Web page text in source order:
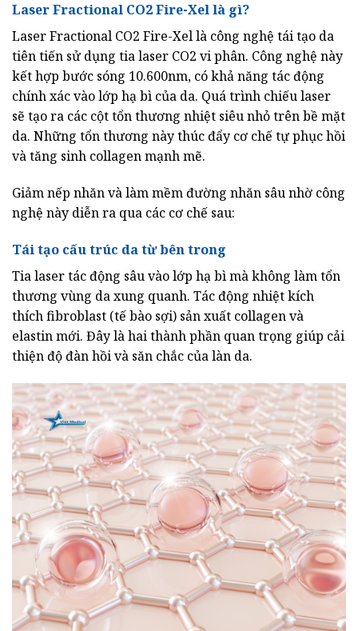
Laser Fractional CO2 Fire-Xel là gì?
Laser Fractional CO2 Fire-Xel là công nghệ tái tạo da
tiên tiến sử dụng tia laser CO2 vi phân. Công nghệ này
kết hợp bước sóng 10.600nm, có khả năng tác động
chính xác vào lớp hạ bì của da. Quá trình chiếu laser
sẽ tạo ra các cột tổn thương nhiệt siêu nhỏ trên bề mặt
da. Những tổn thương này thúc đẩy cơ chế tự phục hồi
và tăng sinh collagen mạnh mẽ.
Giảm nếp nhăn và làm mềm đường nhăn sâu nhờ công
nghệ này diễn ra qua các cơ chế sau:
Tái tạo cấu trúc da từ bên trong
Tia laser tác động sâu vào lớp hạ bì mà không làm tổn
thương vùng da xung quanh. Tác động nhiệt kích
thích fibroblast (tế bào sợi) sản xuất collagen và
elastin mới. Đây là hai thành phần quan trọng giúp cải
thiện độ đàn hồi và săn chắc của làn da.